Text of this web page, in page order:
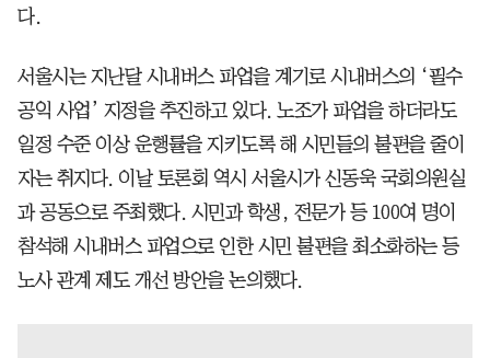
다.
서울시는 지난달 시내버스 파업을 계기로 시내버스의 ‘필수
공익 사업’ 지정을 추진하고 있다. 노조가 파업을 하더라도
일정 수준 이상 운행률을 지키도록 해 시민들의 불편을 줄이
자는 취지다. 이날 토론회 역시 서울시가 신동욱 국회의원실
과 공동으로 주최했다. 시민과 학생, 전문가 등 100여 명이
참석해 시내버스 파업으로 인한 시민 불편을 최소화하는 등
노사 관계 제도 개선 방안을 논의했다.